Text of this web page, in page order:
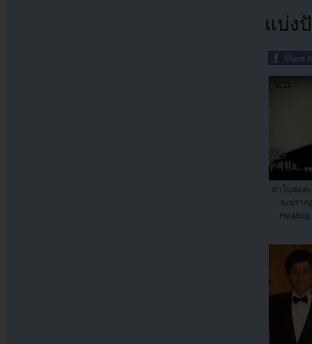
แบ่ง
ทาโบลแล
จะปราก